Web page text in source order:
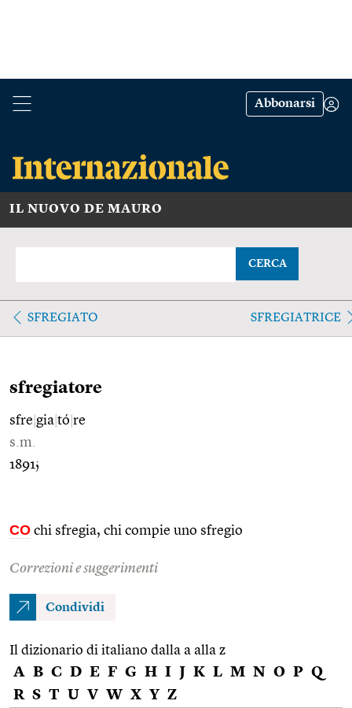
Abbonarsi
IL NUOVO DE MAURO
CERCA
SFREGIATO SFREGIATRICE
sfregiatore
sfre gia tó re
s.m.
1891;
CO chi sfregia, chi compie uno sfregio
Correzioni e suggerimenti
Condividi
Il dizionario di italiano dalla a alla z
A B C D E F G H I J K L M N O P Q
R S T U V W X Y Z